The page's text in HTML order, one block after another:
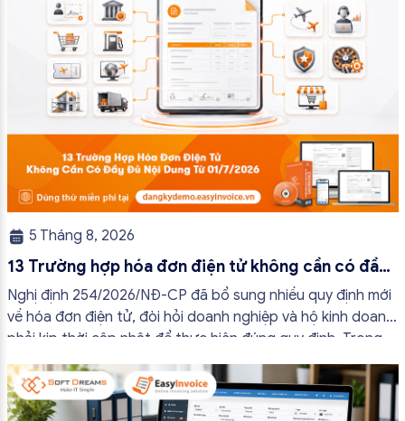
5 Tháng 8, 2026
13 Trường hợp hóa đơn điện tử không cần có đầy
đủ nội dung từ 01/7/2026
Nghị định 254/2026/NĐ-CP đã bổ sung nhiều quy định mới
về hóa đơn điện tử, đòi hỏi doanh nghiệp và hộ kinh doanh
phải kịp thời cập nhật để thực hiện đúng quy định. Trong
bài viết này, hóa đơn điện tử EasyInvoice sẽ chia sẻ 13
trường hợp hóa đơn điện tử không cần […]